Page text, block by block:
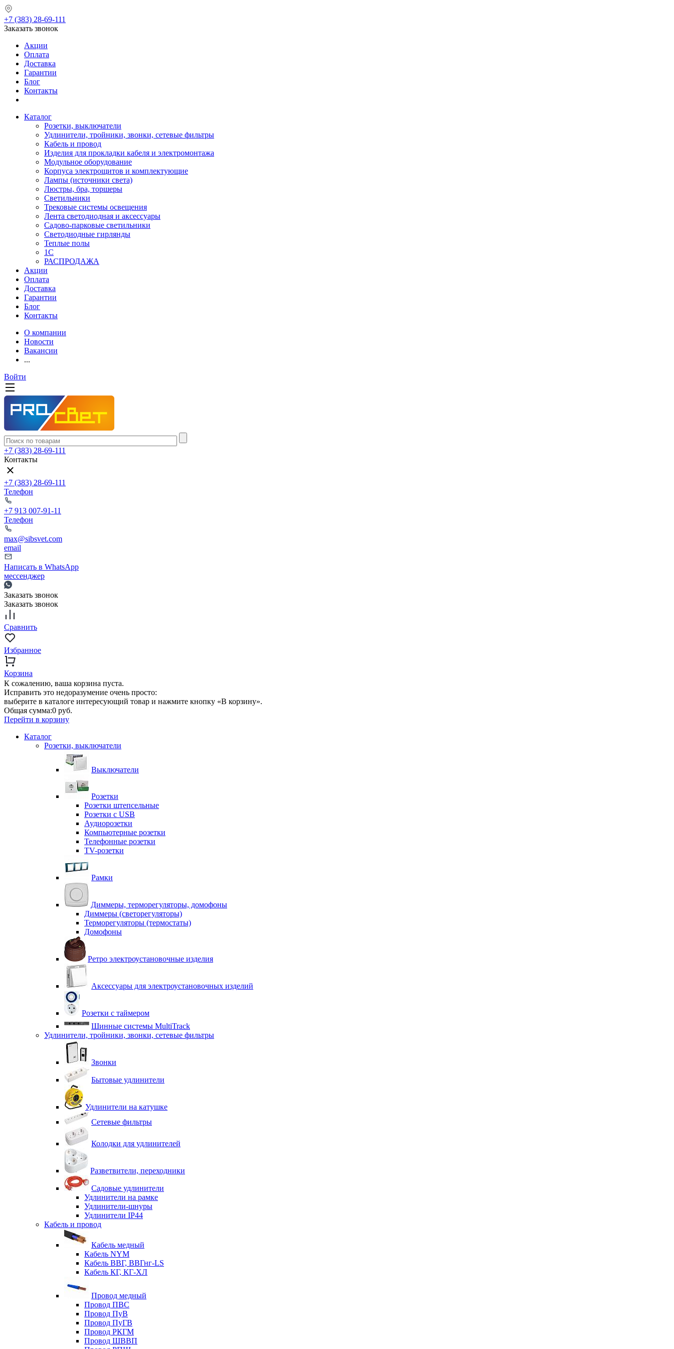
+7 (383) 28-69-111
Заказать звонок
Акции
Оплата
Доставка
Гарантии
Блог
Контакты
Каталог
Розетки, выключатели
Удлинители, тройники, звонки, сетевые фильтры
Кабель и провод
Изделия для прокладки кабеля и электромонтажа
Модульное оборудование
Корпуса электрощитов и комплектующие
Лампы (источники света)
Люстры, бра, торшеры
Светильники
Трековые системы освещения
Лента светодиодная и аксессуары
Садово-парковые светильники
Светодиодные гирлянды
Теплые полы
1С
РАСПРОДАЖА
Акции
Оплата
Доставка
Гарантии
Блог
Контакты
О компании
Новости
Вакансии
...
Войти
+7 (383) 28-69-111
Контакты
+7 (383) 28-69-111
Телефон
+7 913 007-91-11
Телефон
max@sibsvet.com
email
Написать в WhatsApp
мессенджер
Заказать звонок
Заказать звонок
Сравнить
Избранное
Корзина
К сожалению, ваша корзина пуста.
Исправить это недоразумение очень просто:
выберите в каталоге интересующий товар и нажмите кнопку «В корзину».
Общая сумма:0 руб.
Перейти в корзину
Каталог
Розетки, выключатели
Выключатели
Розетки
Розетки штепсельные
Розетки с USB
Аудиорозетки
Компьютерные розетки
Телефонные розетки
TV-розетки
Рамки
Диммеры, терморегуляторы, домофоны
Диммеры (светорегуляторы)
Терморегуляторы (термостаты)
Домофоны
Ретро электроустановочные изделия
Аксессуары для электроустановочных изделий
Розетки с таймером
Шинные системы MultiTrack
Удлинители, тройники, звонки, сетевые фильтры
Звонки
Бытовые удлинители
Удлинители на катушке
Сетевые фильтры
Колодки для удлинителей
Разветвители, переходники
Садовые удлинители
Удлинители на рамке
Удлинители-шнуры
Удлинители IP44
Кабель и провод
Кабель медный
Кабель NYM
Кабель ВВГ, ВВГнг-LS
Кабель КГ, КГ-ХЛ
Провод медный
Провод ПВС
Провод ПуВ
Провод ПуГВ
Провод РКГМ
Провод ШВВП